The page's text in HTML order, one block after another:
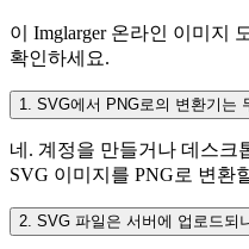
이 Imglarger 온라인 이미지
확인하세요.
1. SVG에서 PNG로의 변환기는
네. 계정을 만들거나 데스크
SVG 이미지를 PNG로 변환
2. SVG 파일은 서버에 업로드되